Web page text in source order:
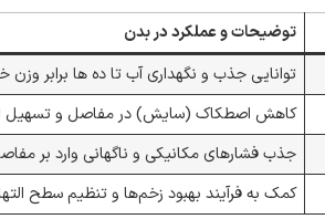
توضیحات و عملکرد در بدن
توانایی جذب و نگهداری آب تا ده ها برابر
کاهش اصطکاک (سایش) در مفاصل و تسهیل
جذب فشارهای مکانیکی و ناگهانی وارد بر
کمک به فرآیند بهبود زخم‌ها و تنظیم سطح